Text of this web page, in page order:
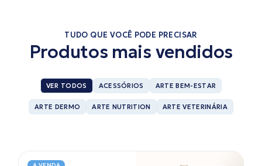
TUDO QUE VOCÊ PODE PRECISAR
Produtos mais vendidos
VER TODOS ACESSÓRIOS ARTE BEM-ESTAR
ARTE DERMO ARTE NUTRITION ARTE VETERINÁRIA